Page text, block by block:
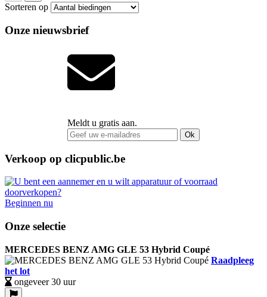
Sorteren op
Onze nieuwsbrief
Meldt u gratis aan.
Ok
Verkoop op clicpublic.be
Beginnen nu
Onze selectie
MERCEDES BENZ AMG GLE 53 Hybrid Coupé
Raadpleeg
het lot
ongeveer 30 uur